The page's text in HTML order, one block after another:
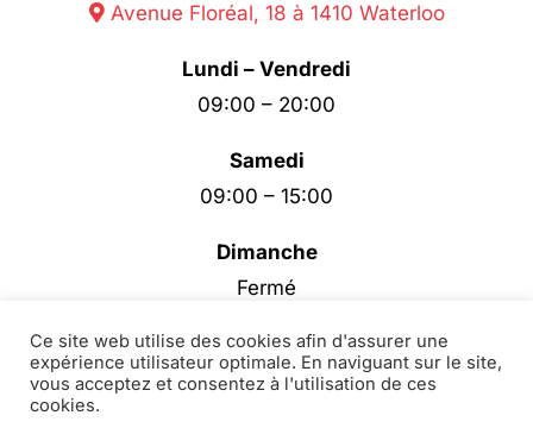
Avenue Floréal, 18 à 1410 Waterloo
Lundi – Vendredi
09:00 – 20:00
Samedi
09:00 – 15:00
Dimanche
Fermé
Ce site web utilise des cookies afin d'assurer une
expérience utilisateur optimale. En naviguant sur le site,
vous acceptez et consentez à l'utilisation de ces
cookies.